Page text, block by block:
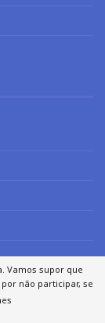
Vamos supor que
não participar, se